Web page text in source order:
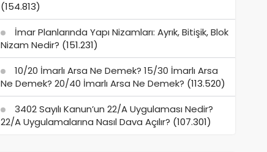
(154.813)
İmar Planlarında Yapı Nizamları: Ayrık, Bitişik, Blok
Nizam Nedir? (151.231)
10/20 İmarlı Arsa Ne Demek? 15/30 İmarlı Arsa
Ne Demek? 20/40 İmarlı Arsa Ne Demek? (113.520)
3402 Sayılı Kanun’un 22/A Uygulaması Nedir?
22/A Uygulamalarına Nasıl Dava Açılır? (107.301)